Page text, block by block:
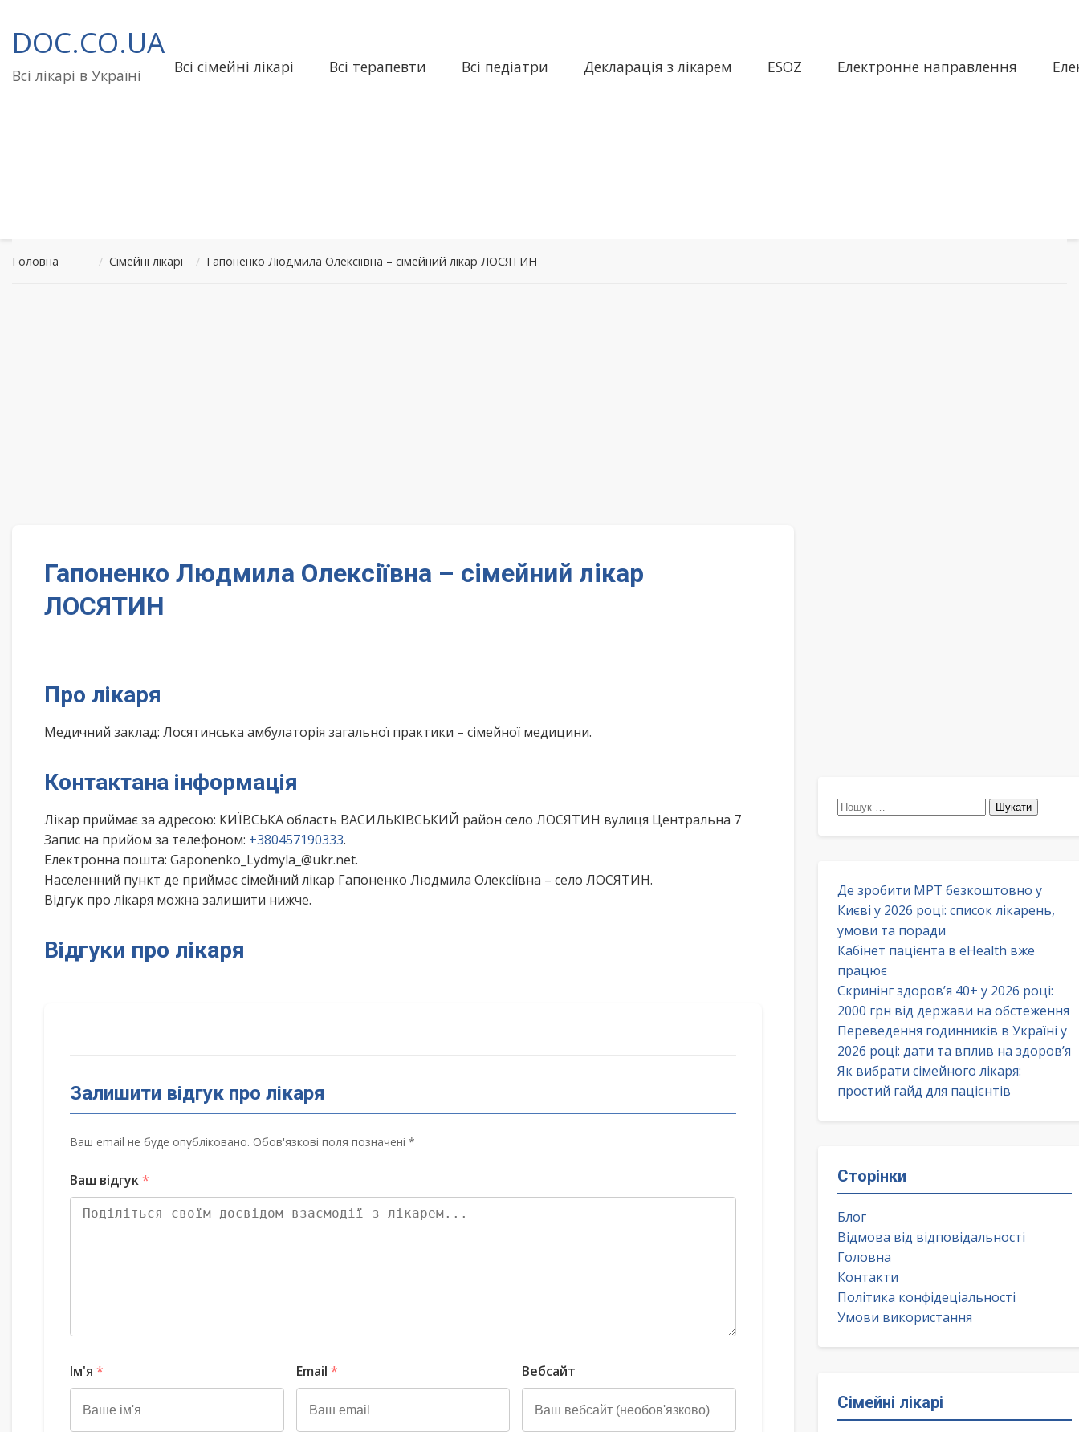
до
вмісту
DOC.CO.UA
Всі лікарі в Україні Всі сімейні лікарі Всі терапевти Всі педіатри Декларація з лікарем ESOZ Електронне направлення
Головна / Сімейні лікарі / Гапоненко Людмила Олексіївна – сімейний лікар ЛОСЯТИН
Гапоненко Людмила Олексіївна – сімейний лікар
ЛОСЯТИН
Про лікаря
Медичний заклад: Лосятинська амбулаторія загальної практики – сімейної медицини.
Контактана інформація
Лікар приймає за адресою: КИЇВСЬКА область ВАСИЛЬКІВСЬКИЙ район село ЛОСЯТИН вулиця Центральна 7
Запис на прийом за телефоном: +380457190333.
Електронна пошта: Gaponenko_Lydmyla_@ukr.net.
Населенний пункт де приймає сімейний лікар Гапоненко Людмила Олексіївна – село ЛОСЯТИН.
Відгук про лікаря можна залишити нижче.
Відгуки про лікаря
Залишити відгук про лікаря
Ваш email не буде опубліковано. Обов'язкові поля позначені *
Ваш відгук*
Ім'я * Email * Вебсайт
Пошук:
Де зробити МРТ безкоштовно у
Києві у 2026 році: список лікарень,
умови та поради
Кабінет пацієнта в eHealth вже
працює
Скринінг здоров’я 40+ у 2026 році:
2000 грн від держави на обстеження
Переведення годинників в Україні у
2026 році: дати та вплив на здоров’я
Як вибрати сімейного лікаря:
простий гайд для пацієнтів
Сторінки
Блог
Відмова від відповідальності
Головна
Контакти
Політика конфідеціальності
Умови використання
Сімейні лікарі